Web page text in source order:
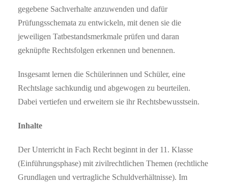
gegebene Sachverhalte anzuwenden und dafür
Prüfungsschemata zu entwickeln, mit denen sie die
jeweiligen Tatbestandsmerkmale prüfen und daran
geknüpfte Rechtsfolgen erkennen und benennen.
Insgesamt lernen die Schülerinnen und Schüler, eine
Rechtslage sachkundig und abgewogen zu beurteilen.
Dabei vertiefen und erweitern sie ihr Rechtsbewusstsein.
Inhalte
Der Unterricht in Fach Recht beginnt in der 11. Klasse
(Einführungsphase) mit zivilrechtlichen Themen (rechtliche
Grundlagen und vertragliche Schuldverhältnisse). Im